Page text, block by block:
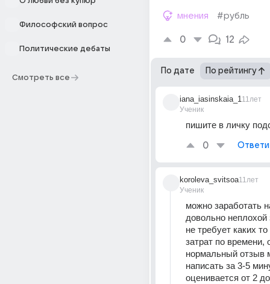
Философский вопрос
Политические дебаты
Смотреть все
мнения #рубль
0 12
По дате По рейтингу
iana_iasinskaia_1
Ученик
11лет
пишите в личку
0
koroleva_svitsoa
Ученик
11лет
можно заработать
довольно неплохой
не требует каких
затрат по времени,
нормальный отзыв
написать за 3-5
оценивается от 2